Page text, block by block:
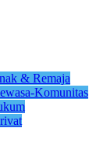
& Remaja
Komunitas